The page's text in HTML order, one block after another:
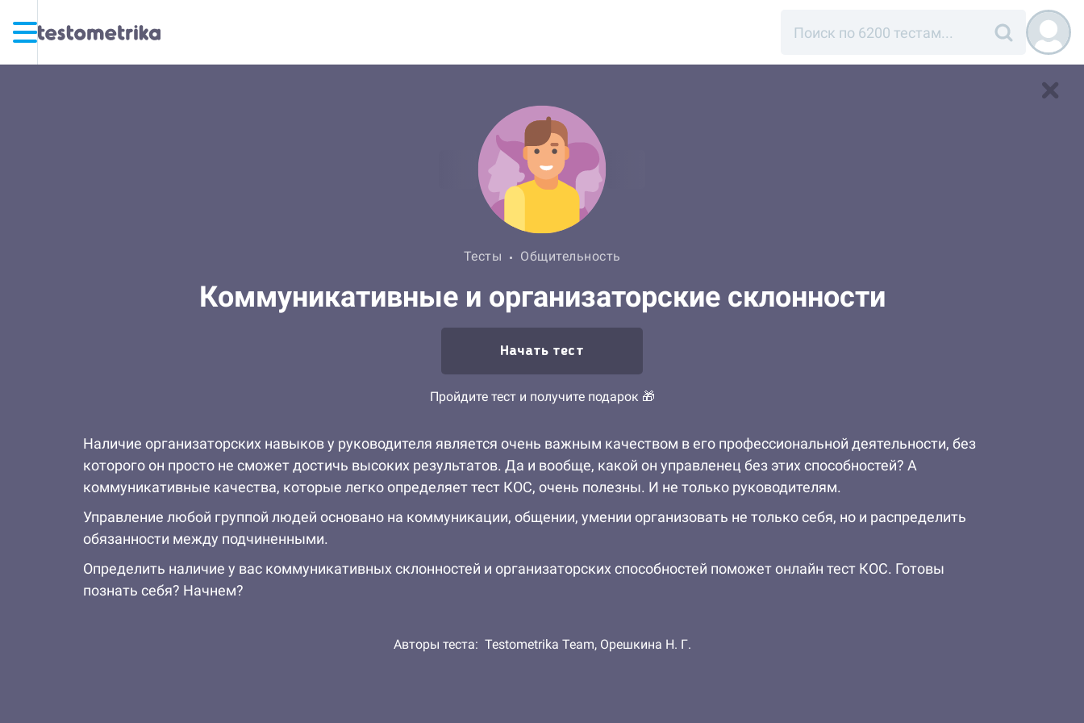
Тесты Общительность
Коммуникативные и организаторские склонности
Начать тест
Пройдите тест и получите подарок 🎁
Наличие организаторских навыков у руководителя является очень важным качеством в его профессиональной деятельности, без
которого он просто не сможет достичь высоких результатов. Да и вообще, какой он управленец без этих способностей? А
коммуникативные качества, которые легко определяет тест КОС, очень полезны. И не только руководителям.
Управление любой группой людей основано на коммуникации, общении, умении организовать не только себя, но и распределить
обязанности между подчиненными.
Определить наличие у вас коммуникативных склонностей и организаторских способностей поможет онлайн тест КОС. Готовы
познать себя? Начнем?
Авторы теста: Testometrika Team, Орешкина Н. Г.